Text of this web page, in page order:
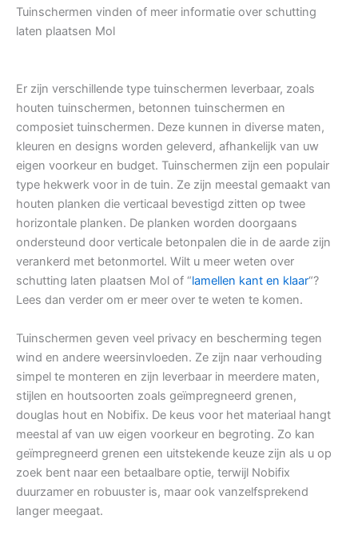
Tuinschermen vinden of meer informatie over schutting
laten plaatsen Mol
Er zijn verschillende type tuinschermen leverbaar, zoals
houten tuinschermen, betonnen tuinschermen en
composiet tuinschermen. Deze kunnen in diverse maten,
kleuren en designs worden geleverd, afhankelijk van uw
eigen voorkeur en budget. Tuinschermen zijn een populair
type hekwerk voor in de tuin. Ze zijn meestal gemaakt van
houten planken die verticaal bevestigd zitten op twee
horizontale planken. De planken worden doorgaans
ondersteund door verticale betonpalen die in de aarde zijn
verankerd met betonmortel. Wilt u meer weten over
schutting laten plaatsen Mol of “lamellen kant en klaar“?
Lees dan verder om er meer over te weten te komen.
Tuinschermen geven veel privacy en bescherming tegen
wind en andere weersinvloeden. Ze zijn naar verhouding
simpel te monteren en zijn leverbaar in meerdere maten,
stijlen en houtsoorten zoals geïmpregneerd grenen,
douglas hout en Nobifix. De keus voor het materiaal hangt
meestal af van uw eigen voorkeur en begroting. Zo kan
geïmpregneerd grenen een uitstekende keuze zijn als u op
zoek bent naar een betaalbare optie, terwijl Nobifix
duurzamer en robuuster is, maar ook vanzelfsprekend
langer meegaat.